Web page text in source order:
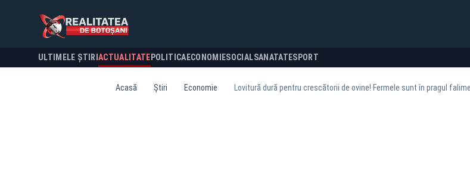
ULTIMELE ȘTIRI ACTUALITATE POLITICA ECONOMIESOCIALSANATATESPORT
Acasă Știri Economie Lovitură dură pentru crescătorii de ovine! Fermele sunt în pragul